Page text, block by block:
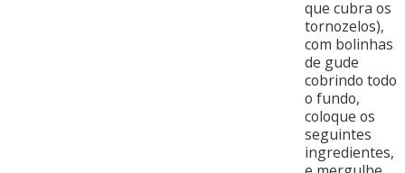
que cubra os
tornozelos),
com bolinhas
de gude
cobrindo todo
o fundo,
coloque os
seguintes
ingredientes,